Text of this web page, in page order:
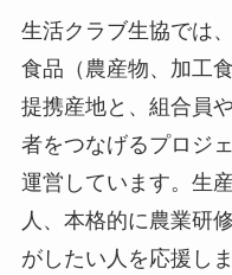
生活クラブ生協では
食品（農産物、加工
提携産地と、組合員
者をつなげるプロジ
運営しています。生
人、本格的に農業研
がしたい人を応援しま